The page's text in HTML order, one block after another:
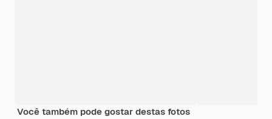
Você também pode gostar destas fotos